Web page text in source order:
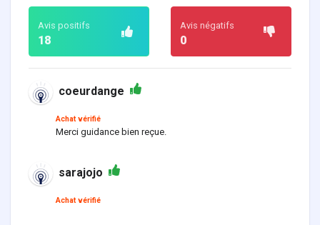
Avis positifs
18
Avis négatifs
0
coeurdange
Achat vérifié
Merci guidance bien reçue.
sarajojo
Achat vérifié